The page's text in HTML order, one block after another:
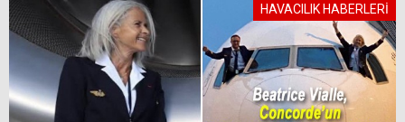
HAVACILIK HABERLERİ